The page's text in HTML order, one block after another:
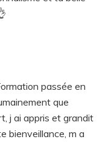
que
bienveillance, m a
après la perte
fait ce choix et merci